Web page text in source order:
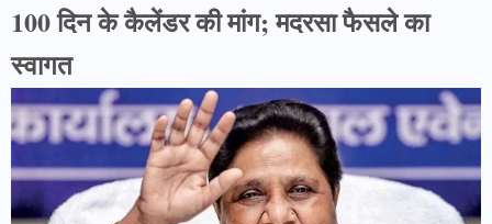
100 दिन के कैलेंडर की मांग; मदरसा फैसले का
स्वागत